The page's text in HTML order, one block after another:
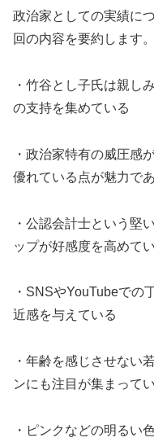
政治家としての実績に
回の内容を要約します。
・竹谷とし子氏は親し
の支持を集めている
・政治家特有の威圧感
優れている点が魅力で
・公認会計士という堅
ップが好感度を高めて
・SNSやYouTubeでの
近感を与えている
・年齢を感じさせない
ンにも注目が集まって
・ピンクなどの明るい